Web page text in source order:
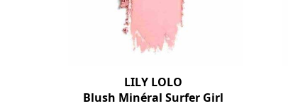
LILY LOLO
Blush Minéral Surfer Girl